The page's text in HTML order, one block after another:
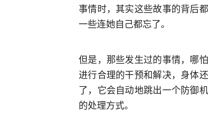
事情时，其实这些故事的背后
一些连她自己都忘了。
但是，那些发生过的事情，哪
进行合理的干预和解决，身体
了，它会自动地跳出一个防御
的处理方式。